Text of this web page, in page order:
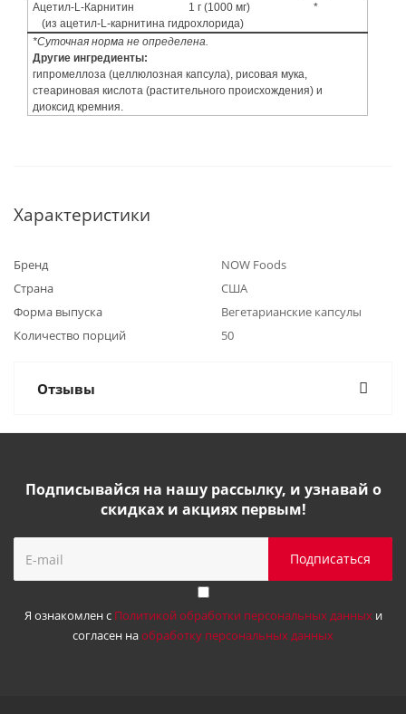
Ацетил-L-Карнитин
1 г (1000 мг)
*
(из ацетил-L-карнитина гидрохлорида)
*Суточная норма не определена.
Другие ингредиенты:
гипромеллоза (целлюлозная капсула), рисовая мука,
стеариновая кислота (растительного происхождения) и
диоксид кремния.
Характеристики
Бренд
NOW Foods
Страна
США
Форма выпуска
Вегетарианские капсулы
Количество порций
50
Отзывы
Подписывайся на нашу рассылку, и узнавай о
скидках и акциях первым!
Я ознакомлен с Политикой обработки персональных данныхи
согласен наобработку персональных данных